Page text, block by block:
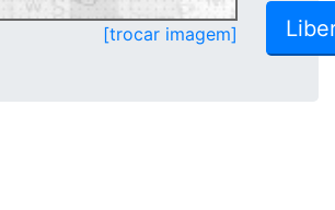
[trocar imagem]